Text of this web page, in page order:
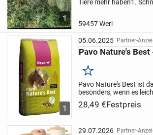
1
Tiere mehr haben1.
59457 Werl
1
05.06.2025 Partner-
Pavo Nature's Best
Merken
Pavo Nature's Best ist
besonders, wenn es
eingesetzt wird. Dieses
28,49 €Festpreis
29.07.2026 Partner-